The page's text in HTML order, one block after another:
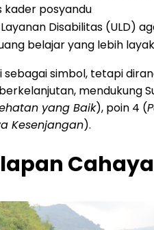
posyandu
Disabilitas (ULD)
belajar yang lebih
simbol, tetapi
mendukung
yang Baik), poin 4 (
Kesenjangan).